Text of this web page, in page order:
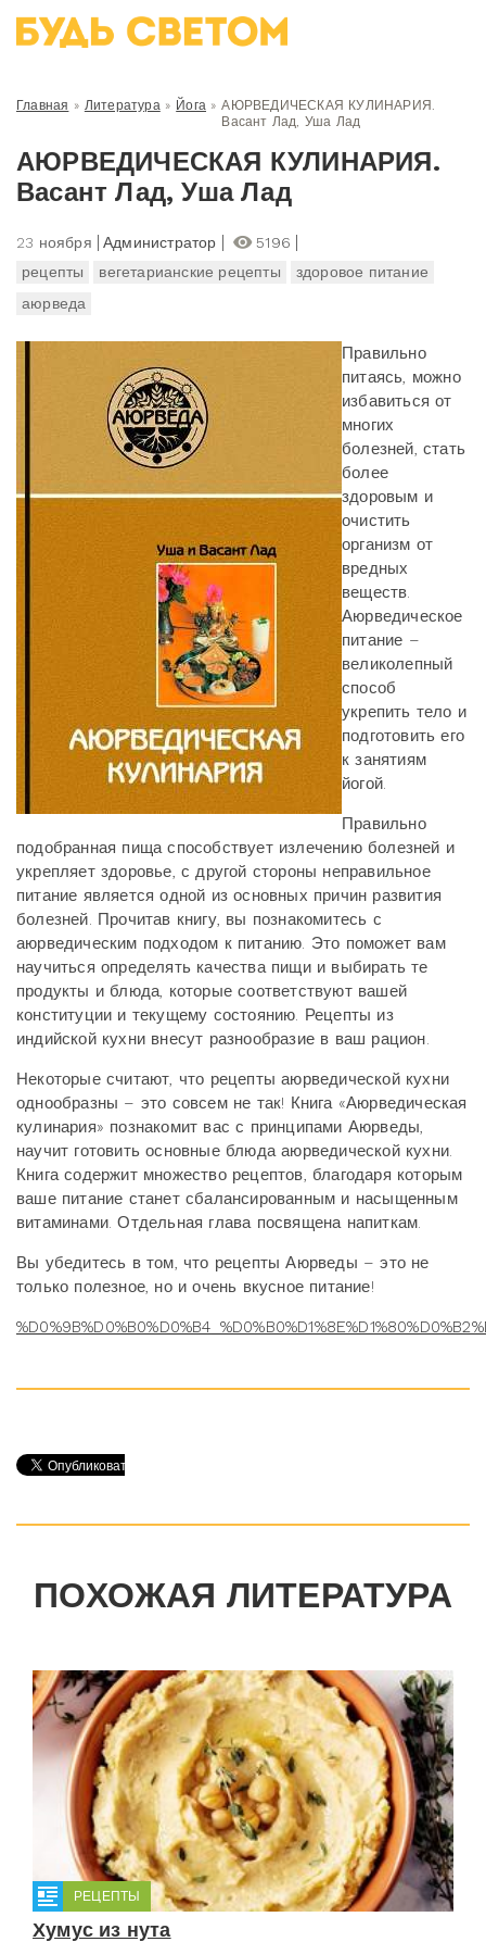
Главная » Литература» Йога » АЮРВЕДИЧЕСКАЯ КУЛИНАРИЯ.
Васант Лад, Уша Лад
АЮРВЕДИЧЕСКАЯ КУЛИНАРИЯ.
Васант Лад, Уша Лад
23 ноября Администратор
5196
рецепты
вегетарианские рецепты
здоровое питание
аюрведа
Правильно
питаясь, можно
избавиться от
многих
болезней, стать
более
здоровым и
очистить
организм от
вредных
веществ.
Аюрведическое
питание –
великолепный
способ
укрепить тело и
подготовить его
к занятиям
йогой.
Правильно
подобранная пища способствует излечению болезней и
укрепляет здоровье, с другой стороны неправильное
питание является одной из основных причин развития
болезней. Прочитав книгу, вы познакомитесь с
аюрведическим подходом к питанию. Это поможет вам
научиться определять качества пищи и выбирать те
продукты и блюда, которые соответствуют вашей
конституции и текущему состоянию. Рецепты из
индийской кухни внесут разнообразие в ваш рацион.
Некоторые считают, что рецепты аюрведической кухни
однообразны – это совсем не так! Книга «Аюрведическая
кулинария» познакомит вас с принципами Аюрведы,
научит готовить основные блюда аюрведической кухни.
Книга содержит множество рецептов, благодаря которым
ваше питание станет сбалансированным и насыщенным
витаминами. Отдельная глава посвящена напиткам.
Вы убедитесь в том, что рецепты Аюрведы – это не
только полезное, но и очень вкусное питание!
ПОХОЖАЯ ЛИТЕРАТУРА
РЕЦЕПТЫ
Хумус из нута